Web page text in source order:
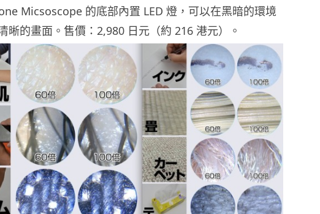
Micsoscope 的底部內置 LED 燈，可以在黑暗的環境
晰的畫面。售價：2,980 日元（約 216 港元）。